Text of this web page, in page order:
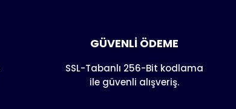
GÜVENLİ ÖDEME
SSL-Tabanlı 256-Bit kodlama
ile güvenli alışveriş.